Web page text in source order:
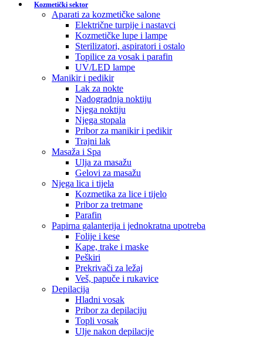
Kozmetički sektor
Aparati za kozmetičke salone
Električne turpije i nastavci
Kozmetičke lupe i lampe
Sterilizatori, aspiratori i ostalo
Topilice za vosak i parafin
UV/LED lampe
Manikir i pedikir
Lak za nokte
Nadogradnja noktiju
Njega noktiju
Njega stopala
Pribor za manikir i pedikir
Trajni lak
Masaža i Spa
Ulja za masažu
Gelovi za masažu
Njega lica i tijela
Kozmetika za lice i tijelo
Pribor za tretmane
Parafin
Papirna galanterija i jednokratna upotreba
Folije i kese
Kape, trake i maske
Peškiri
Prekrivači za ležaj
Veš, papuče i rukavice
Depilacija
Hladni vosak
Pribor za depilaciju
Topli vosak
Ulje nakon depilacije